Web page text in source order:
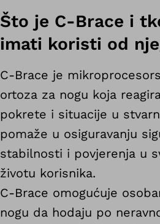
Što je C-Brace i
imati koristi od
C-Brace je
ortoza za nogu koja
pokrete i situacije u
pomaže u osiguravanju
stabilnosti i povjerenja u
životu korisnika.
C-Brace omogućuje
nogu da hodaju po